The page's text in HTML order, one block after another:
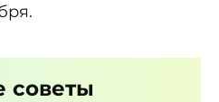
советы